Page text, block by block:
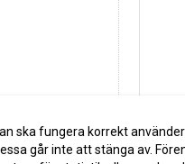
ska fungera korrekt
går inte att stänga av.